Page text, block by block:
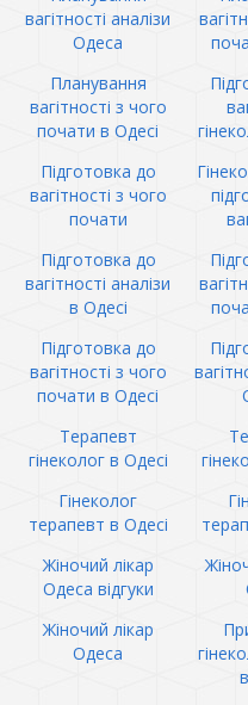
вагітності аналізи
Одеса
Планування
вагітності з чого
почати в Одесі
Підготовка до
вагітності з чого
почати
Підготовка до
вагітності аналізи
в Одесі
Підготовка до
вагітності з чого
почати в Одесі
Терапевт
гінеколог в Одесі
Гінеколог
терапевт в Одесі
Жіночий лікар
Одеса відгуки
Жіночий лікар
Одеса